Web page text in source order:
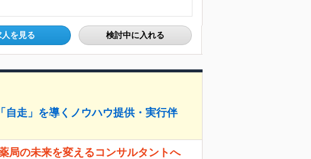
人を見る 検討中に入れる
自走」を導くノウハウ提供・実行伴
局の未来を変えるコンサルタントへ